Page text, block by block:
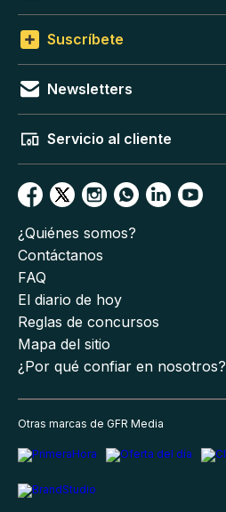
Suscríbete
Newsletters
Servicio al cliente
¿Quiénes somos?
Contáctanos
FAQ
El diario de hoy
Reglas de concursos
Mapa del sitio
¿Por qué confiar en nosotros?
Otras marcas de GFR Media